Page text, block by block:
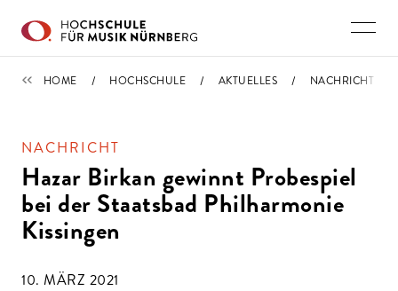
IMPORTIERT
HOME HOCHSCHULE AKTUELLES NACHRICHT
NACHRICHT
Hazar Birkan gewinnt Probespiel
bei der Staatsbad Philharmonie
Kissingen
10. MÄRZ 2021